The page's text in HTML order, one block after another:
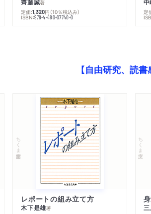
齊藤誠著
定価:1,320円 （10％税込み）
ISBN:978-4-480-07740-0
定
【自由研究、読
ちくま学芸文庫
レポートの組み立て方
木下是雄著
ちくま文庫